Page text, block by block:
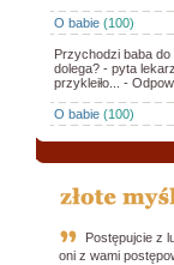
O babie (100)
Przychodzi baba do
dolega? - pyta
przykleiło... -
O babie (100)
Postępujcie z
oni z wami